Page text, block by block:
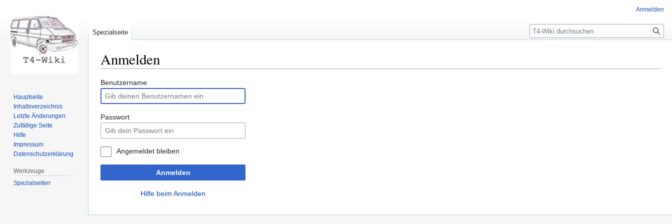
Anmelden
Zur
Navigation
springen
Zur
Suche
springen
Benutzername
Passwort
Angemeldet bleiben
Anmelden
Hilfe beim Anmelden
Anmelden
Spezialseite Suche
Hauptseite
Inhaltsverzeichnis
Letzte Änderungen
Zufällige Seite
Hilfe
Impressum
Datenschutzerklärung
Werkzeuge
Spezialseiten